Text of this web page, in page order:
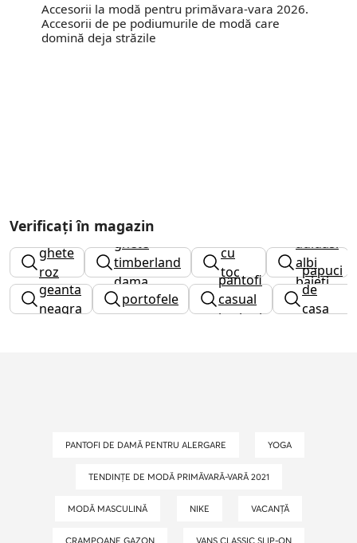
Accesorii la modă pentru primăvara-vara 2026.
Accesorii de pe podiumurile de modă care
domină deja străzile
Verificați în magazin
ghete
roz
ghete
timberland
dama
cu
toc
gros
adidasi
albi
baieti
geanta
neagra
portofele
pantofi
casual
barbati
papuci
de
casa
PANTOFI DE DAMĂ PENTRU ALERGARE YOGA
TENDINȚE DE MODĂ PRIMĂVARĂ-VARĂ 2021
MODĂ MASCULINĂ NIKE VACANȚĂ